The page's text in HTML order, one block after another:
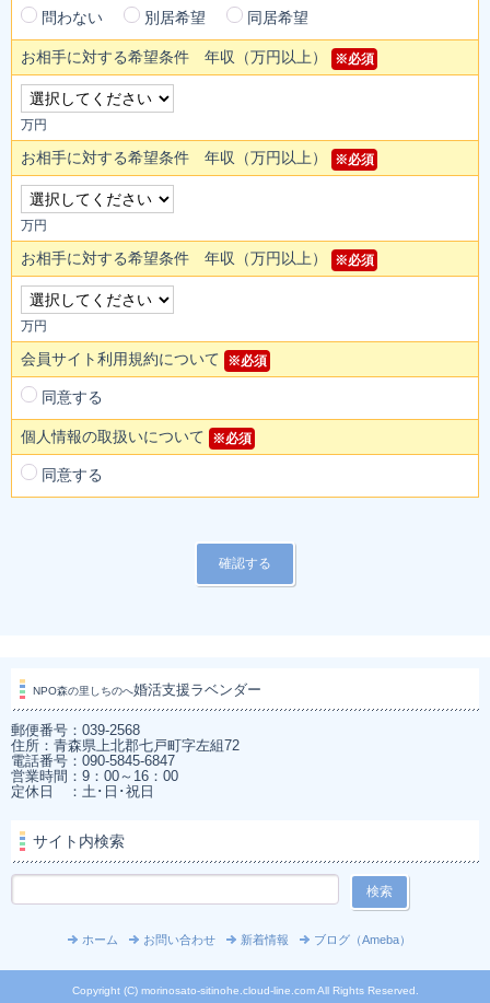
問わない 別居希望 同居希望
お相手に対する希望条件 年収（万円以上） ※必須
万円
お相手に対する希望条件 年収（万円以上） ※必須
万円
お相手に対する希望条件 年収（万円以上） ※必須
万円
会員サイト利用規約について ※必須
同意する
個人情報の取扱いについて ※必須
同意する
NPO森の里しちのへ婚活支援ラベンダー
郵便番号：039-2568
住所：青森県上北郡七戸町字左組72
電話番号：090-5845-6847
営業時間：9：00～16：00
定休日 ：土･日･祝日
サイト内検索
ホーム お問い合わせ 新着情報 ブログ（Ameba）
Copyright (C) morinosato-sitinohe.cloud-line.com All Rights Reserved.